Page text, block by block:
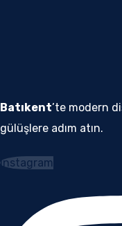
Batıkent’te modern
gülüşlere adım atın.
Instagram